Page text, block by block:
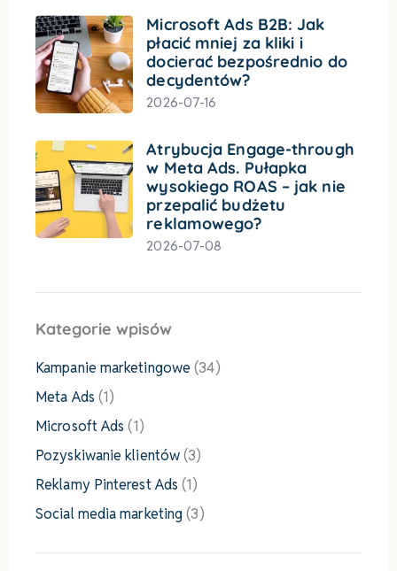
Microsoft Ads B2B: Jak
płacić mniej za kliki i
docierać bezpośrednio do
decydentów?
2026-07-16
Atrybucja Engage-through
w Meta Ads. Pułapka
wysokiego ROAS – jak nie
przepalić budżetu
reklamowego?
2026-07-08
Kategorie wpisów
Kampanie marketingowe (34)
Meta Ads (1)
Microsoft Ads (1)
Pozyskiwanie klientów(3)
Reklamy Pinterest Ads (1)
Social media marketing (3)